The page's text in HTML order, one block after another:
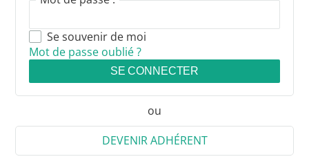
Se souvenir de moi
Mot de passe oublié ?
SE CONNECTER
ou
DEVENIR ADHÉRENT